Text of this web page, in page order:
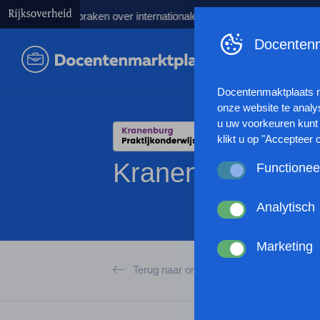
afspraken over internationale studenten
Kranenburg
Terug naar organisaties
Docentenmaktplaats
onze website te
u uw voorkeuren
klikt u op "Accepteer
Functioneel
anoniem website
werking van de
browserinstellingen
Analytisch
gebruikt of hoe
passen en zo uw
Marketing
kunnen tonen op
andere wordt